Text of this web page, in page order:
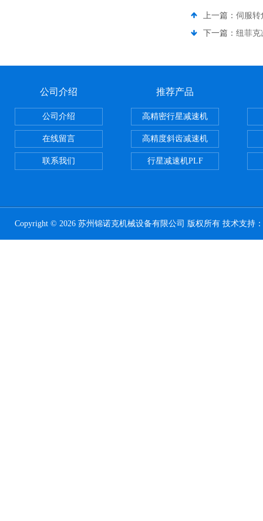
上一篇： 伺服转
下一篇： 纽菲克
公司介绍
公司介绍
在线留言
联系我们
推荐产品
高精密行星减速机
高精度斜齿减速机
行星减速机PLF
Copyright © 2026 苏州锦诺克机械设备有限公司 版权所有 技术支持：